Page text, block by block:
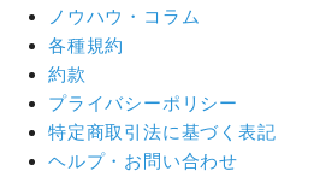
ノウハウ・コラム
各種規約
約款
プライバシーポリシー
特定商取引法に基づく表記
ヘルプ・お問い合わせ